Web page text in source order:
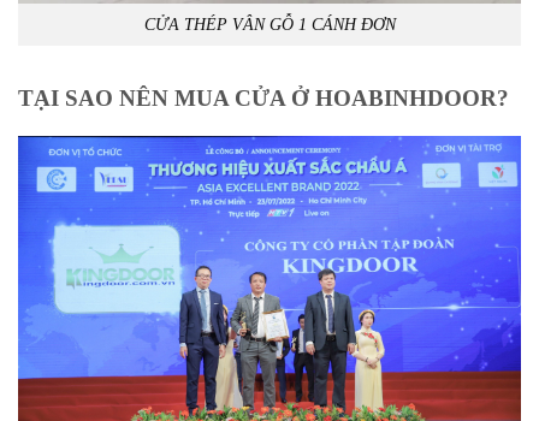
CỬA THÉP VÂN GỖ 1 CÁNH ĐƠN
TẠI SAO NÊN MUA CỬA Ở HOABINHDOOR?